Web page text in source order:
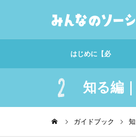
はじめに【必
読！】
知る編
ガイドブック